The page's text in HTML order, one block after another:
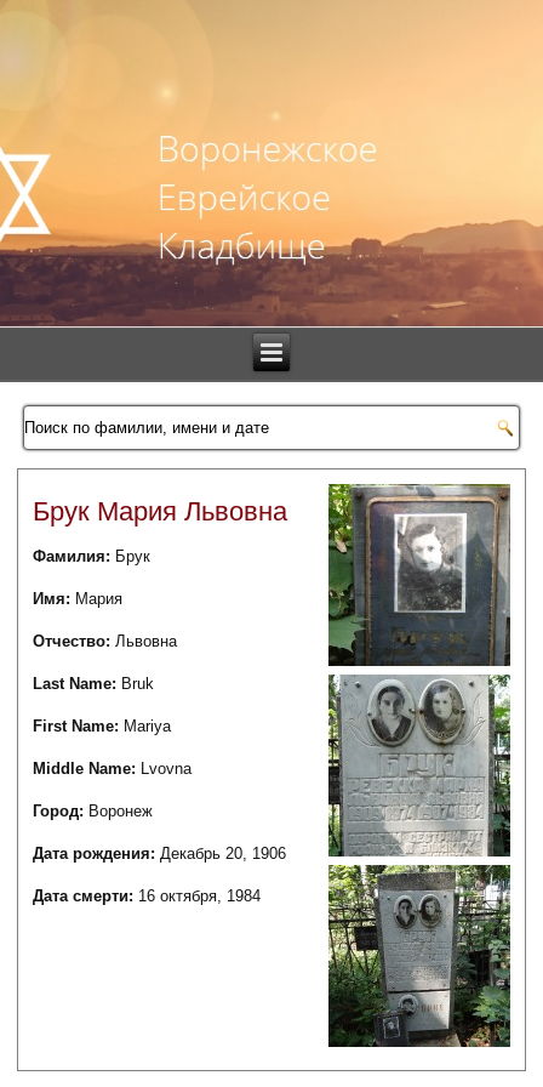
Брук Мария Львовна
Фамилия: Брук
Имя: Мария
Отчество:Львовна
Last Name: Bruk
First Name: Mariya
Middle Name: Lvovna
Город: Воронеж
Дата рождения:Декабрь 20, 1906
Дата смерти: 16 октября, 1984